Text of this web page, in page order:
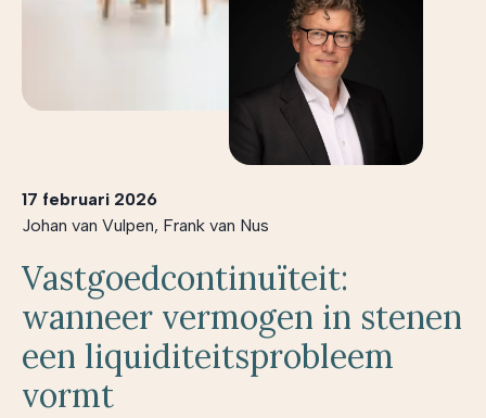
17 februari 2026
Johan van Vulpen, Frank van Nus
Vastgoedcontinuïteit:
wanneer vermogen in stenen
een liquiditeitsprobleem
vormt